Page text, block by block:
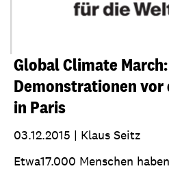
Global Climate
Demonstrationen
in Paris
03.12.2015 | Klaus Seitz
Etwa17.000 Menschen